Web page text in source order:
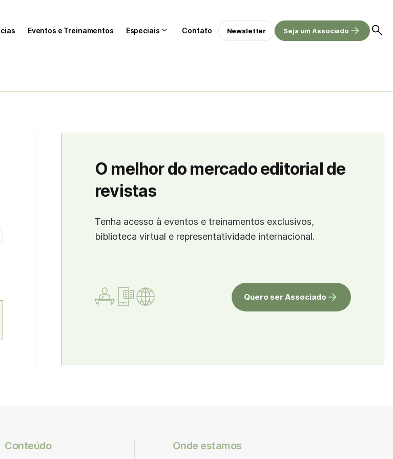
Eventos e Treinamentos Especiais Contato Newsletter Seja um Associado
O melhor do mercado editorial de
revistas
Tenha acesso à eventos e treinamentos exclusivos,
biblioteca virtual e representatividade internacional.
Quero ser Associado
Conteúdo Onde estamos